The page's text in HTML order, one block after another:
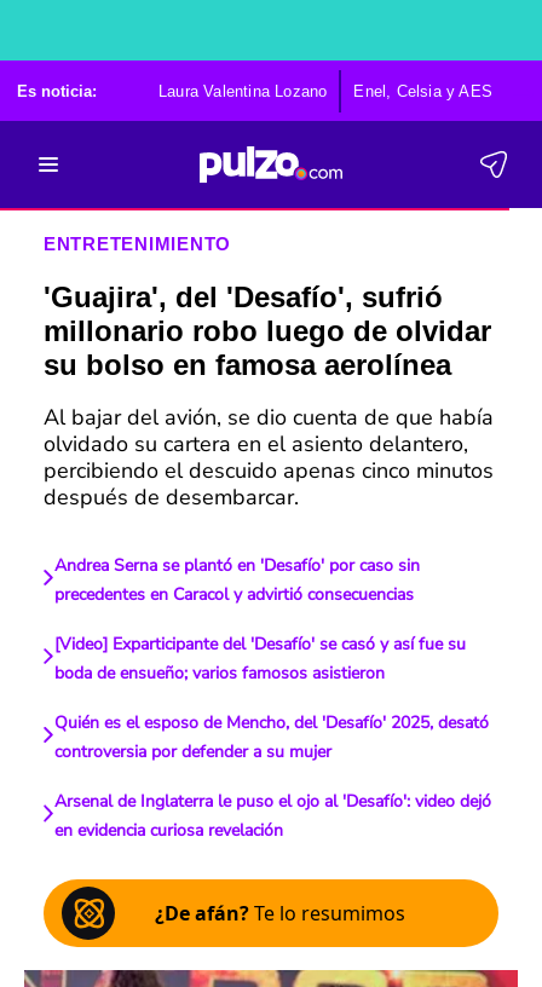
Es noticia: Laura Valentina Lozano Enel, Celsia y AES
ENTRETENIMIENTO
'Guajira', del 'Desafío', sufrió
millonario robo luego de olvidar
su bolso en famosa aerolínea
Al bajar del avión, se dio cuenta de que había
olvidado su cartera en el asiento delantero,
percibiendo el descuido apenas cinco minutos
después de desembarcar.
Andrea Serna se plantó en 'Desafío' por caso sin
precedentes en Caracol y advirtió consecuencias
[Video] Exparticipante del 'Desafío' se casó y así fue su
boda de ensueño; varios famosos asistieron
Quién es el esposo de Mencho, del 'Desafío' 2025, desató
controversia por defender a su mujer
Arsenal de Inglaterra le puso el ojo al 'Desafío': video dejó
en evidencia curiosa revelación
¿De afán?Te lo resumimos